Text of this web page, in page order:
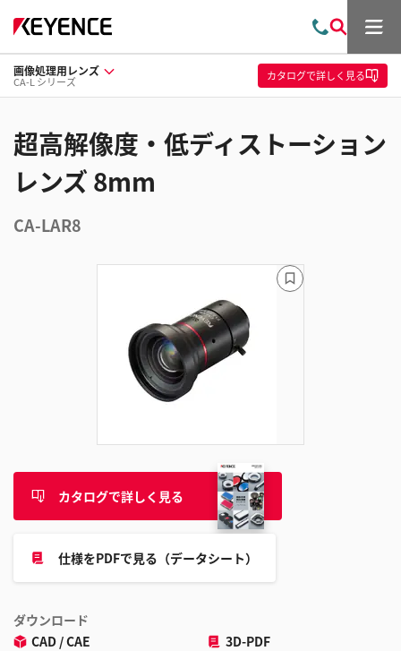
問
い
合
わ
索
メ
ュ
ー
画像処理用レンズ
CA-L シリーズ カタログで詳しく見る
超高解像度・低ディストーション
レンズ 8mm
CA-LAR8
カタログで詳しく見る
仕様をPDFで見る（データシート）
ダウンロード
CAD / CAE
3D-PDF
ブ
ッ